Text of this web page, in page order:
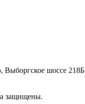
Выборгское шоссе 218Б
защищены.